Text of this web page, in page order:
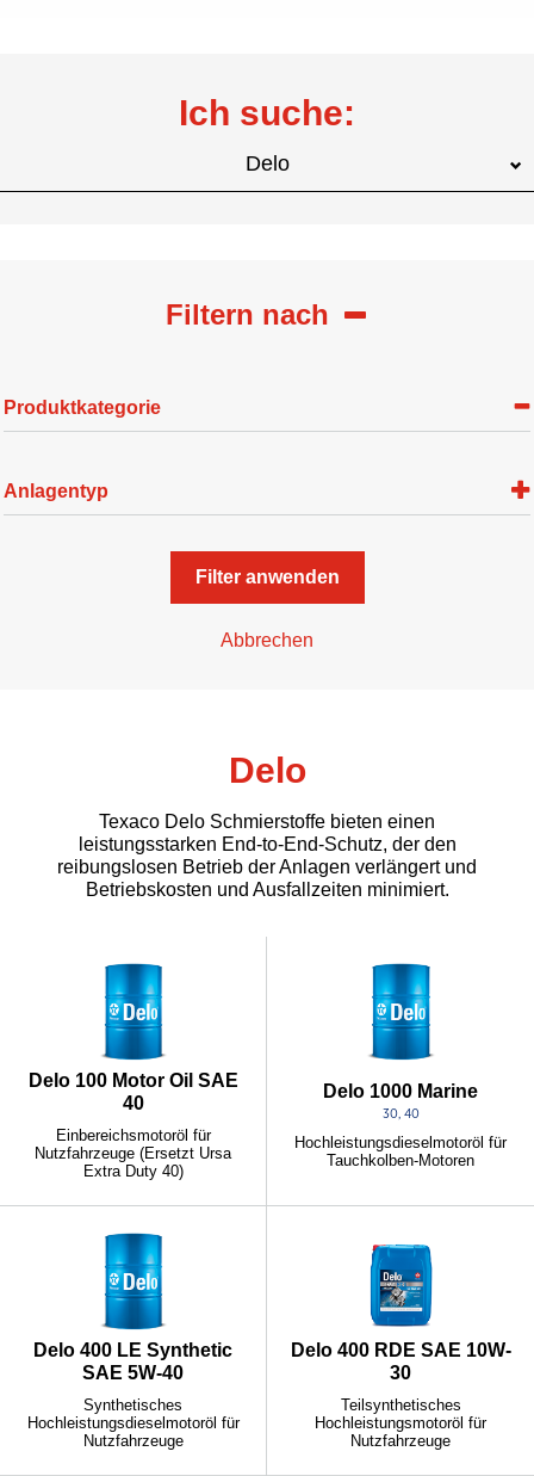
Ich suche:
Delo
Filtern nach
Produktkategorie
Anlagentyp
Filter anwenden
Abbrechen
Delo
Texaco Delo Schmierstoffe bieten einen
leistungsstarken End-to-End-Schutz, der den
reibungslosen Betrieb der Anlagen verlängert und
Betriebskosten und Ausfallzeiten minimiert.
Delo 100 Motor Oil SAE
40
Einbereichsmotoröl für
Nutzfahrzeuge (Ersetzt Ursa
Extra Duty 40)
Delo 1000 Marine
30, 40
Hochleistungsdieselmotoröl für
Tauchkolben-Motoren
Delo 400 LE Synthetic
SAE 5W-40
Synthetisches
Hochleistungsdieselmotoröl für
Nutzfahrzeuge
Delo 400 RDE SAE 10W-
30
Teilsynthetisches
Hochleistungsmotoröl für
Nutzfahrzeuge